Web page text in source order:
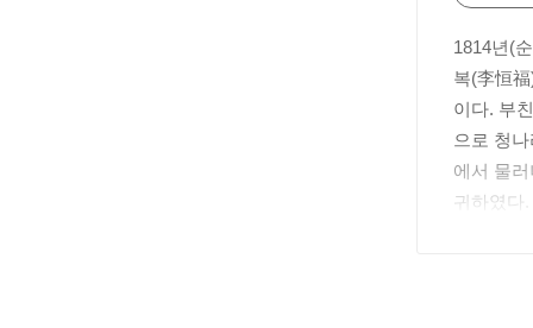
1814년(
복(李恒
이다. 부
으로 청
에서 물
귀하였다